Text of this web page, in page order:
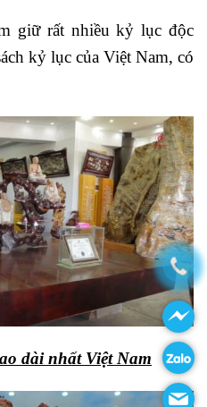
giữ rất nhiều kỷ lục độc
kỷ lục của Việt Nam, có
dài nhất Việt Nam